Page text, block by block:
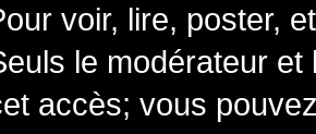
voir, lire, poster,
le modérateur
accès; vous